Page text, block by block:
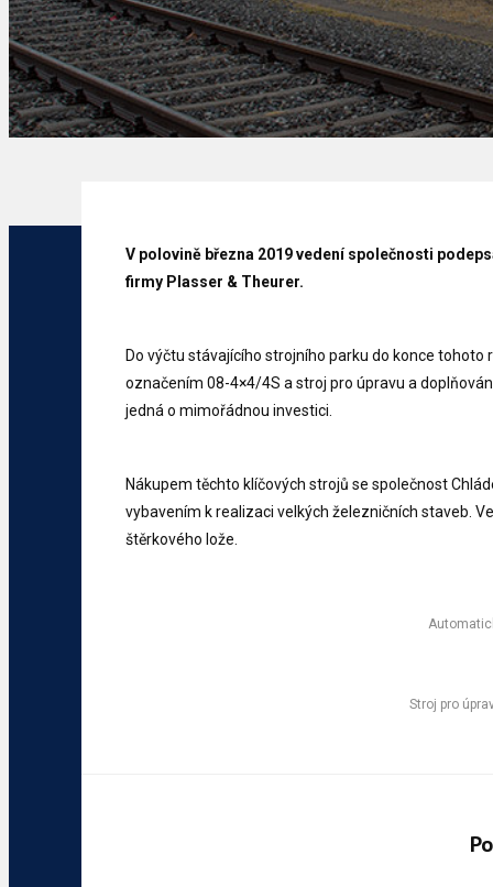
V polovině března 2019 vedení společnosti
firmy Plasser & Theurer.
Do výčtu stávajícího strojního parku do konce
označením 08-4×4/4S a stroj pro úpravu a
jedná o mimořádnou investici.
Nákupem těchto klíčových strojů se společnost
vybavením k realizaci velkých železničních staveb.
štěrkového lože.
Stroj pro